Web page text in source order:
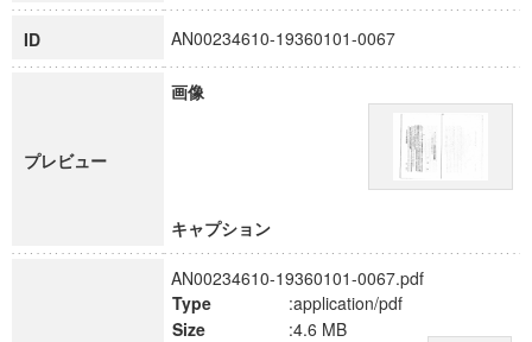
ID AN00234610-19360101-0067
プレビュー
画像
キャプション
AN00234610-19360101-0067.pdf
Type
:application/pdf
Size
:4.6 MB